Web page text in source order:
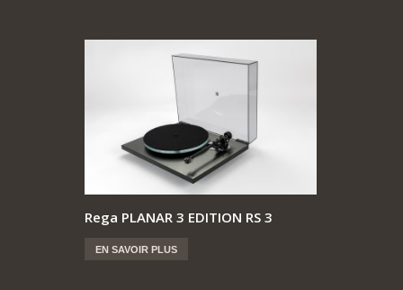
Rega PLANAR 3 EDITION RS 3
EN SAVOIR PLUS